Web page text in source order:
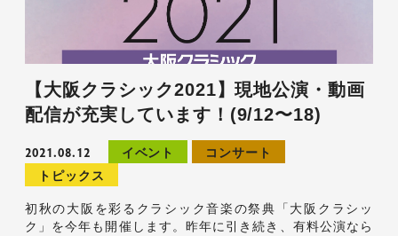
【大阪クラシック2021】現地公演・動画
配信が充実しています！(9/12〜18)
2021.08.12 イベント
コンサート
トピックス
初秋の大阪を彩るクラシック音楽の祭典「大阪クラシッ
ク」を今年も開催します。昨年に引き続き、有料公演なら